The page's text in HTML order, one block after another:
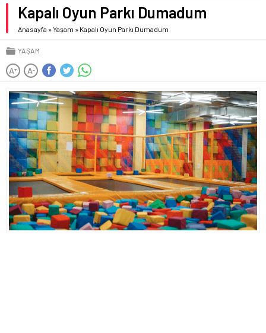
Kapalı Oyun Parkı Dumadum
Anasayfa »Yaşam » Kapalı Oyun Parkı Dumadum
YAŞAM
A+ A-